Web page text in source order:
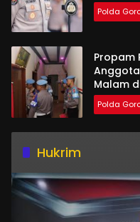
Polda
Propam
Anggota
Malam
Polda
Hukrim